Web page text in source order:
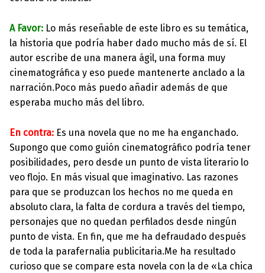
A Favor: Lo más reseñable de este libro es su temática,
la historia que podría haber dado mucho más de sí. El
autor escribe de una manera ágil, una forma muy
cinematográfica y eso puede mantenerte anclado a la
narración.Poco más puedo añadir además de que
esperaba mucho más del libro.
En contra: Es una novela que no me ha enganchado.
Supongo que como guión cinematográfico podría tener
posibilidades, pero desde un punto de vista literario lo
veo flojo. En más visual que imaginativo. Las razones
para que se produzcan los hechos no me queda en
absoluto clara, la falta de cordura a través del tiempo,
personajes que no quedan perfilados desde ningún
punto de vista. En fin, que me ha defraudado después
de toda la parafernalia publicitaria.Me ha resultado
curioso que se compare esta novela con la de «La chica